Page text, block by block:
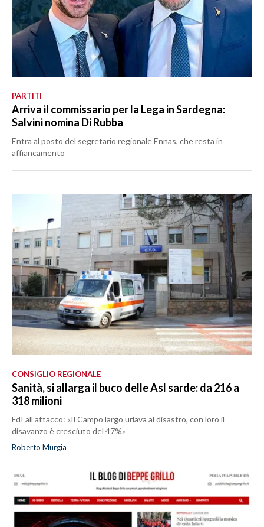
PARTITI
Arriva il commissario per la Lega in Sardegna:
Salvini nomina Di Rubba
Entra al posto del segretario regionale Ennas, che resta in
affiancamento
CONSIGLIO REGIONALE
Sanità, si allarga il buco delle Asl sarde: da 216 a
318 milioni
FdI all’attacco: «Il Campo largo urlava al disastro, con loro il
disavanzo è cresciuto del 47%»
Roberto Murgia